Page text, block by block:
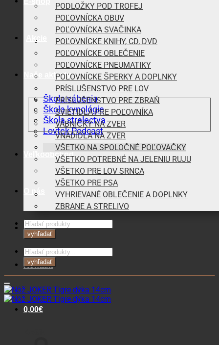
Akcie
Naše aktivity
Škola vábenia
Škola kynológie
Škola strelectva
Lovtek Podcast
Veľkoobchod
O nás
Blog
Kontakt
0,00€
PODLOŽKY POD TROFEJ
POĽOVNÍCKA OBUV
POĽOVNÍCKA SVAČINKA
POĽOVNÍCKE KNIHY, CD, DVD
POĽOVNÍCKE OBLEČENIE
POĽOVNÍCKE PNEUMATIKY
POĽOVNÍCKE ŠPERKY A DOPLNKY
PRÍSLUŠENSTVO PRE LOV
PRÍSLUŠENSTVO PRE ZBRAŇ
SVIETIDLÁ PRE POĽOVNÍKA
VÁBNIČKY NA ZVER
VNADIDLÁ NA ZVER
VŠETKO NA SPOLOČNÉ POĽOVAČKY
VŠETKO POTREBNÉ NA JELENIU RUJU
VŠETKO PRE LOV SRNCA
VŠETKO PRE PSA
VYHRIEVANÉ OBLEČENIE A DOPLNKY
ZBRANE A STRELIVO
Products
search
vyhľadať
Products
search
vyhľadať